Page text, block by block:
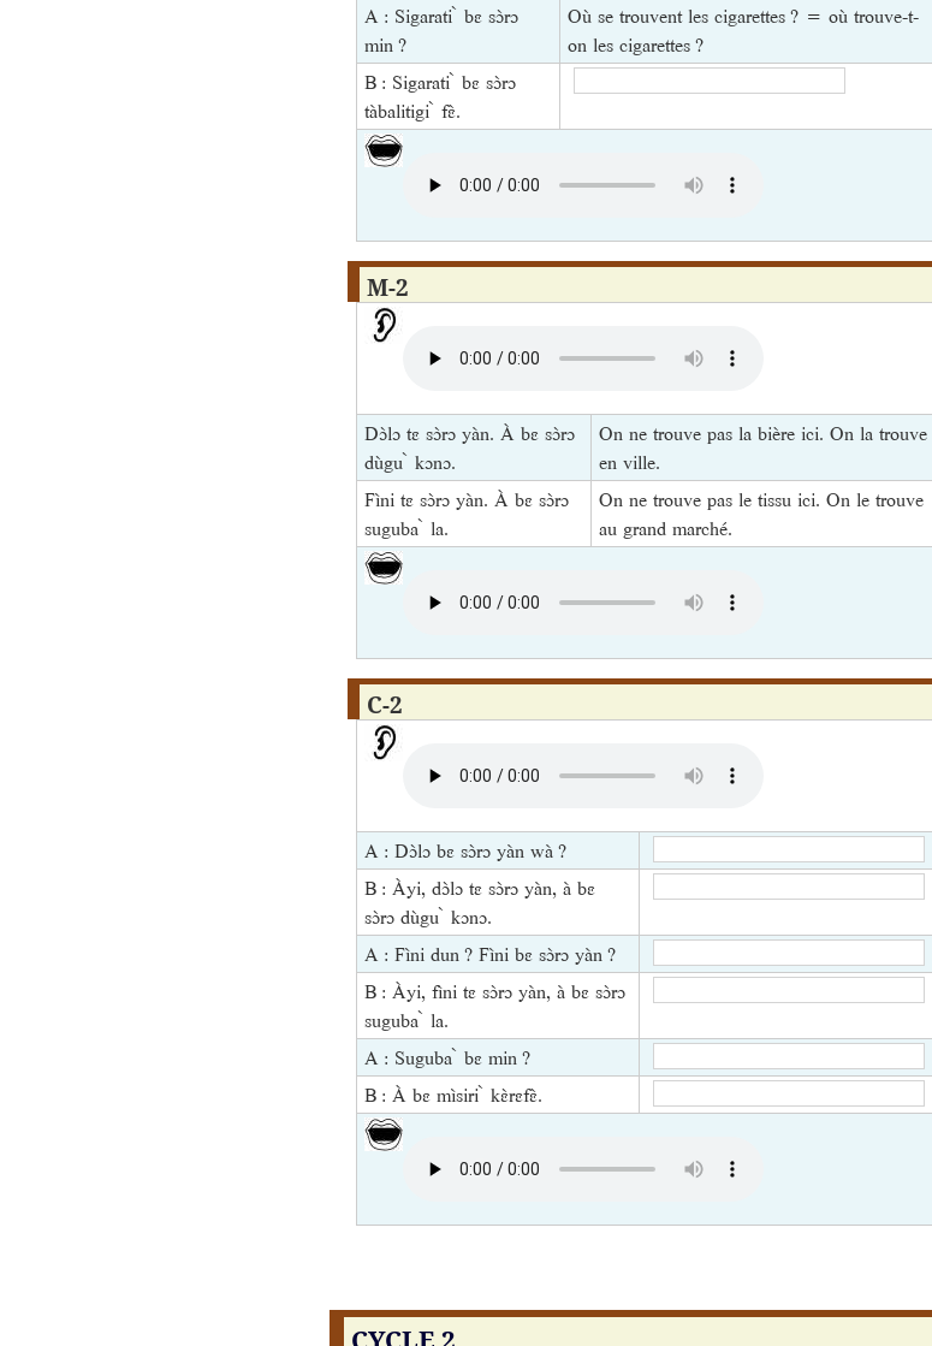
A : Sigarati ̀ bɛ sɔ̀rɔ
min ?
Où se trouvent les cigarettes ? = où trouve-t-
on les cigarettes ?
B : Sigarati ̀ bɛ sɔ̀rɔ
tàbalitigi ̀ fɛ̀.
M-2
Dɔ̀lɔ tɛ sɔ̀rɔ yàn. À bɛ sɔ̀rɔ
dùgu ̀ kɔnɔ.
On ne trouve pas la bière ici. On la trouve
en ville.
Fìni tɛ sɔ̀rɔ yàn. À bɛ sɔ̀rɔ
suguba ̀ la.
On ne trouve pas le tissu ici. On le trouve
au grand marché.
C-2
A : Dɔ̀lɔ bɛ sɔ̀rɔ yàn wà ?
B : Àyi, dɔ̀lɔ tɛ sɔ̀rɔ yàn, à bɛ
sɔ̀rɔ dùgu ̀ kɔnɔ.
A : Fìni dun ? Fìni bɛ sɔ̀rɔ yàn ?
B : Àyi, fìni tɛ sɔ̀rɔ yàn, à bɛ sɔ̀rɔ
suguba ̀ la.
A : Suguba ̀ bɛ min ?
B : À bɛ mìsiri ̀ kɛ̀rɛfɛ̀.
CYCLE 2